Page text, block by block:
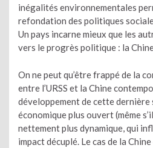
inégalités environnementales
refondation des politiques
Un pays incarne mieux que les
vers le progrès politique : la
On ne peut qu’être frappé de la
entre l’URSS et la Chine
développement de cette dernière
économique plus ouvert (même
nettement plus dynamique, qui
impact décuplé. Le cas de la